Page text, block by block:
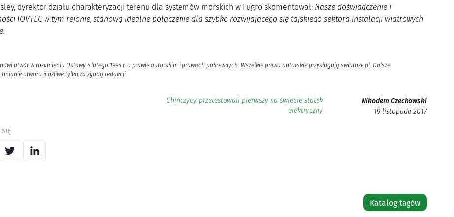
dyrektor działu charakteryzacji terenu dla systemów morskich w Fugro skomentował: Nasze doświadczenie i
IOVTEC w tym rejonie, stanową idealne połączenie dla szybko rozwijającego się tajskiego sektora instalacji wiatrowych
utwór w rozumieniu Ustawy 4 lutego 1994 r. o prawie autorskim i prawach pokrewnych. Wszelkie prawa autorskie przysługują swiatoze.pl. Dalsze
utworu możliwe tylko za zgodą redakcji.
Chińczycy przetestowali pierwszy na świecie statek
elektryczny
Nikodem Czechowski
19 listopada 2017
Katalog tagów